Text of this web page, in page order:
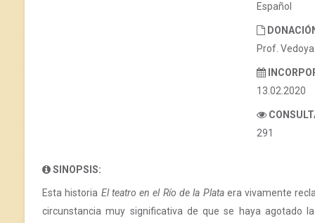
Español
Prof. Vedoya
13.02.2020
291
SINOPSIS:
Esta historia El teatro en el Río de la Plataera vivamente
circunstancia muy significativa de que se haya agotado